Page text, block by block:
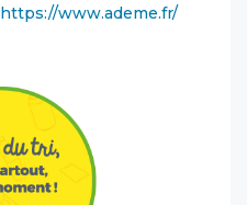
https://www.ademe.fr/